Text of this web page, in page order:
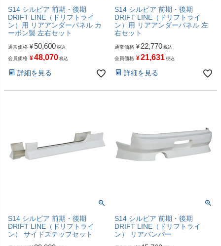
S14 シルビア 前期・後期
DRIFT LINE（ドリフトライ
ン）用 リアアンダーパネル カ
ーボン製 左右セット
通常価格 ¥50,600 税込
会員価格 ¥48,070 税込
詳細を見る
S14 シルビア 前期・後期
DRIFT LINE（ドリフトライ
ン）用 リアアンダーパネル 左
右セット
通常価格 ¥ 22,770 税込
会員価格 ¥21,631 税込
詳細を見る
S14 シルビア 前期・後期
DRIFT LINE（ドリフトライ
ン） サイドステップセット
S14 シルビア 前期・後期
DRIFT LINE（ドリフトライ
ン） リアバンパー